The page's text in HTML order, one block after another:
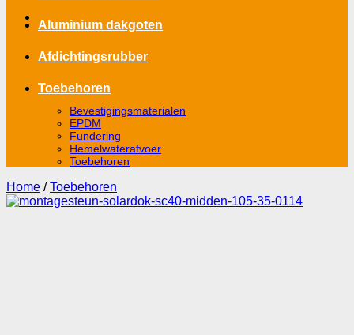
Aluminium dakgoten
Afdichtingsrubber
Toebehoren
Bevestigingsmaterialen
EPDM
Fundering
Hemelwaterafvoer
Toebehoren
Home / Toebehoren